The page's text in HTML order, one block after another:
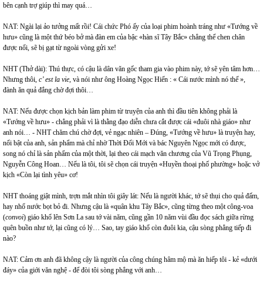
bên cạnh trợ giúp thì may quá…
NAT: Ngài lại ảo tưởng mất rồi! Cái chức Phó ấy của loại phim hoành tráng như «Tướng về
hưu» cũng là một thứ béo bở mà đàn em của bậc «hàn sĩ Tây Bắc» chẳng thể chen chân
được nổi, sẽ bị gạt từ ngoài vòng gửi xe!
NHT (Thở dài): Thú thực, có cậu là dân văn gốc tham gia vào phim này, tớ sẽ yên tâm hơn…
Nhưng thôi, c’ est la vie , và nói như ông Hoàng Ngọc Hiến : « Cái nước mình nó thế »,
đành ăn quả đắng chờ đợi thôi…
NAT: Nếu được chọn kịch bản làm phim từ truyện của anh thì đầu tiên không phải là
«Tướng về hưu» - chẳng phải vì là thằng đạo diễn chưa cắt được cái «đuôi nhà giáo» như
anh nói… - NHT chăm chú chờ đợi, vẻ ngạc nhiên – Đúng, «Tướng về hưu» là truyện hay,
nổi bật của anh, sản phẩm mà chỉ nhờ Thời Đổi Mới và bác Nguyên Ngọc mới có được,
song nó chỉ là sản phẩm của một thời, lại theo cái mạch văn chương của Vũ Trọng Phụng,
Nguyễn Công Hoan… Nếu là tôi, tôi sẽ chọn cái truyện «Huyền thoại phố phường» hoặc vở
kịch «Còn lại tình yêu» cơ!
NHT thoáng giật mình, trợn mắt nhìn tôi giây lát: Nếu là người khác, tớ sẽ thụi cho quả đấm,
hay nhổ nước bọt bỏ đi. Nhưng cậu là «quân khu Tây Bắc», cũng từng theo một công-voa
(convoi) giáo khổ lên Sơn La sau tớ vài năm, cũng gần 10 năm vùi đầu đọc sách giữa rừng
quên buồn như tớ, lại cũng có lý… Sao, tay giáo khổ còn đuôi kia, cậu sòng phẳng tiếp đi
nào?
NAT: Cảm ơn anh đã không cậy là người của công chúng hâm mộ mà ăn hiếp tôi - kẻ «dưới
đáy» của giới văn nghệ - để đòi tôi sòng phẳng với anh…